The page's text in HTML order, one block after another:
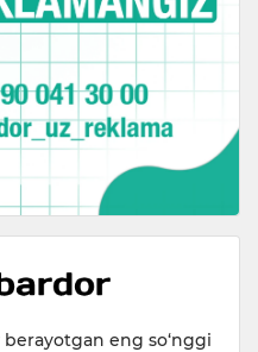
berayotgan eng so‘nggi